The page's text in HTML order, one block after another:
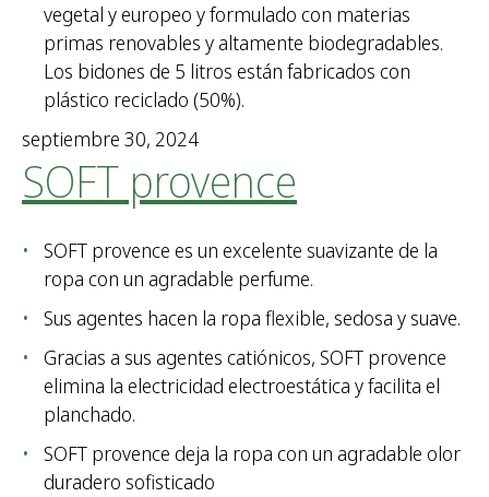
vegetal y europeo y formulado con materias
primas renovables y altamente biodegradables.
Los bidones de 5 litros están fabricados con
plástico reciclado (50%).
septiembre 30, 2024
SOFT provence
SOFT provence es un excelente suavizante de la
ropa con un agradable perfume.
Sus agentes hacen la ropa flexible, sedosa y suave.
Gracias a sus agentes catiónicos, SOFT provence
elimina la electricidad electroestática y facilita el
planchado.
SOFT provence deja la ropa con un agradable olor
duradero sofisticado